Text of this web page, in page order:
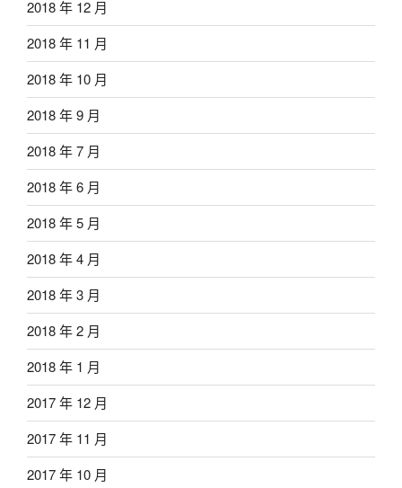
2018 年 12 月
2018 年 11 月
2018 年 10 月
2018 年 9 月
2018 年 7 月
2018 年 6 月
2018 年 5 月
2018 年 4 月
2018 年 3 月
2018 年 2 月
2018 年 1 月
2017 年 12 月
2017 年 11 月
2017 年 10 月